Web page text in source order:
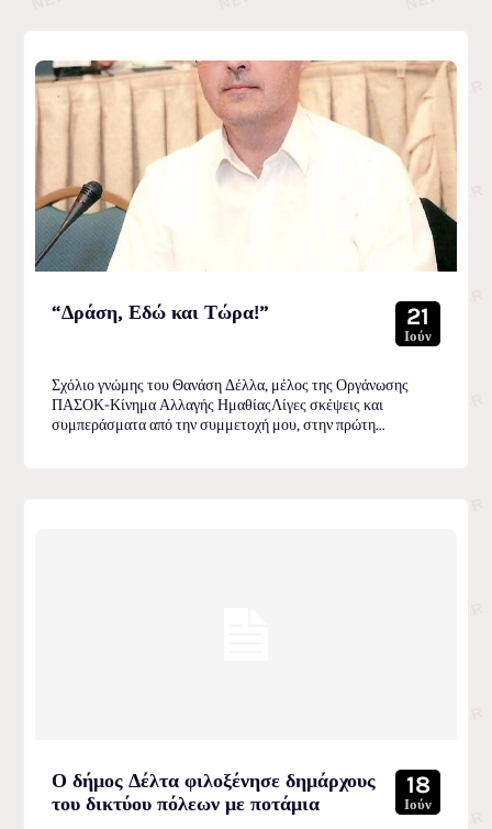
“Δράση, Εδώ και Τώρα!” 21
Ιούν
Σχόλιο γνώμης του Θανάση Δέλλα, μέλος της Οργάνωσης
ΠΑΣΟΚ-Κίνημα Αλλαγής ΗμαθίαςΛίγες σκέψεις και
συμπεράσματα από την συμμετοχή μου, στην πρώτη...
Ο δήμος Δέλτα φιλοξένησε δημάρχους
του δικτύου πόλεων με ποτάμια
18
Ιούν